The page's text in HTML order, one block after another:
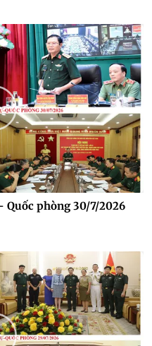
Quốc phòng 30/7/2026